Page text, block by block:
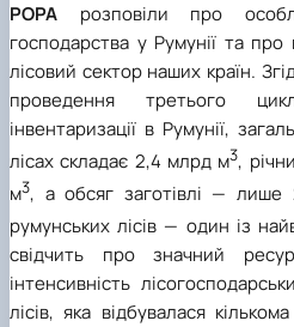
POPA розповіли про
господарства у Румунії та
лісовий сектор наших країн.
проведення третього
інвентаризації в Румунії,
лісах складає 2,4 млрд м3,
м3, а обсяг заготівлі — лише
румунських лісів — один із
свідчить про значний
інтенсивність
лісів, яка відбувалася